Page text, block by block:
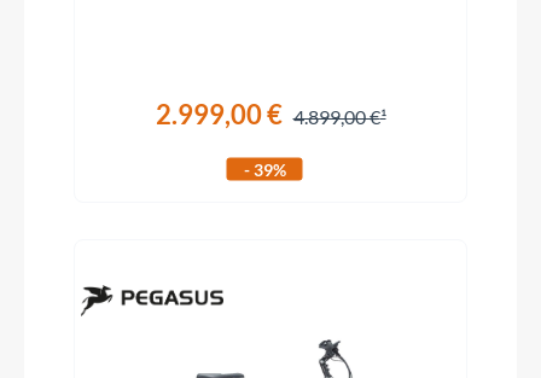
2.999,00 € 4.899,00 €
- 39%